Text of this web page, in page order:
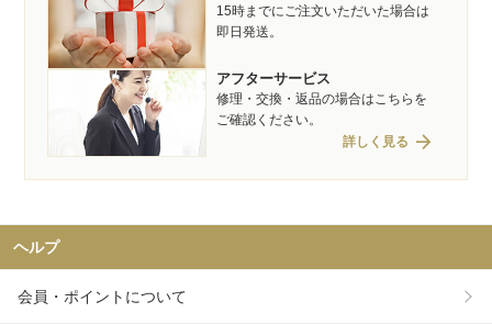
15時までにご注文いただいた場合は
即日発送。
アフターサービス
修理・交換・返品の場合はこちらを
ご確認ください。
詳しく見る arrow_forward
ヘルプ
会員・ポイントについて